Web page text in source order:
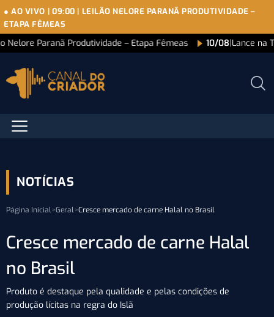
● AO VIVO | 09:00 | LEILÃO NELORE PARANÃ PRODUTIVIDADE –
ETAPA FÊMEAS
Nelore Paranã Produtividade – Etapa Fêmeas 10/08|Lance na
NOTÍCIAS
Página Inicial>Geral>Cresce mercado de carne Halal no Brasil
Cresce mercado de carne Halal
no Brasil
Produto é destaque pela qualidade e pelas condições de
produção lícitas na regra do Islã